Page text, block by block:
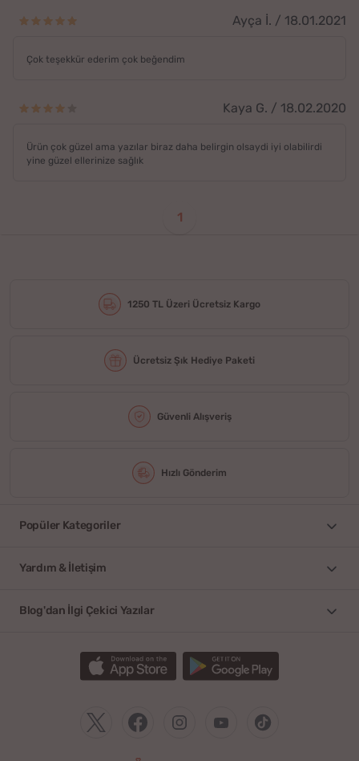
Ayça İ. / 18.01.2021
Çok teşekkür ederim çok beğendim
Kaya G. / 18.02.2020
Ürün çok güzel ama yazılar biraz daha belirgin olsaydi iyi olabilirdi
yine güzel ellerinize sağlık
1
1250 TL Üzeri Ücretsiz Kargo
Ücretsiz Şık Hediye Paketi
Güvenli Alışveriş
Hızlı Gönderim
Popüler Kategoriler
Yardım & İletişim
Blog'dan İlgi Çekici Yazılar